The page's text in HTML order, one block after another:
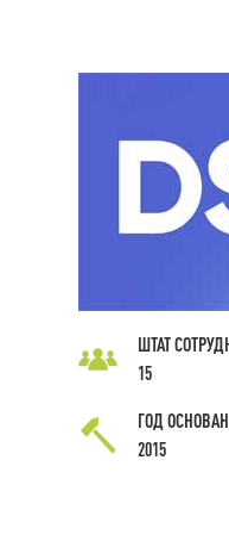
ШТАТ
15
ГОД
2015